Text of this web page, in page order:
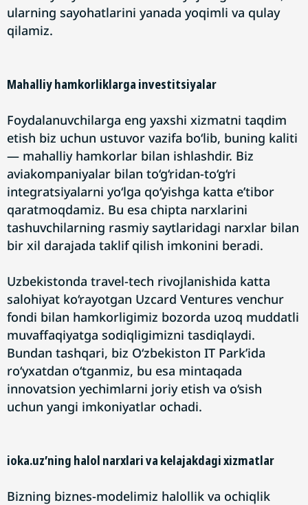
ularning sayohatlarini yanada yoqimli va qulay
qilamiz.
Mahalliy hamkorliklarga investitsiyalar
Foydalanuvchilarga eng yaxshi xizmatni taqdim
etish biz uchun ustuvor vazifa bo‘lib, buning kaliti
— mahalliy hamkorlar bilan ishlashdir. Biz
aviakompaniyalar bilan to‘g‘ridan-to‘g‘ri
integratsiyalarni yo‘lga qo‘yishga katta e’tibor
qaratmoqdamiz. Bu esa chipta narxlarini
tashuvchilarning rasmiy saytlaridagi narxlar bilan
bir xil darajada taklif qilish imkonini beradi.
Uzbekistonda travel-tech rivojlanishida katta
salohiyat ko‘rayotgan Uzcard Ventures venchur
fondi bilan hamkorligimiz bozorda uzoq muddatli
muvaffaqiyatga sodiqligimizni tasdiqlaydi.
Bundan tashqari, biz O‘zbekiston IT Park’ida
ro‘yxatdan o‘tganmiz, bu esa mintaqada
innovatsion yechimlarni joriy etish va o‘sish
uchun yangi imkoniyatlar ochadi.
ioka.uz’ning halol narxlari va kelajakdagi xizmatlar
Bizning biznes-modelimiz halollik va ochiqlik